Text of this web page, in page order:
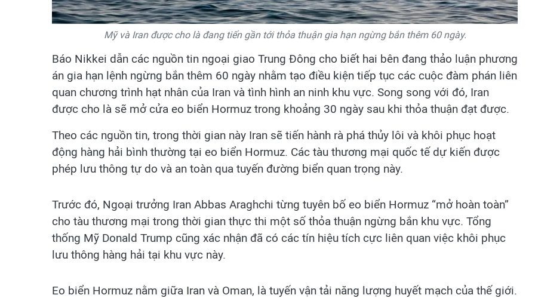
Mỹ và Iran được cho là đang tiến gần tới thỏa thuận gia hạn ngừng bắn thêm 60 ngày.
Báo Nikkei dẫn các nguồn tin ngoại giao Trung Đông cho biết hai bên đang thảo luận phương
án gia hạn lệnh ngừng bắn thêm 60 ngày nhằm tạo điều kiện tiếp tục các cuộc đàm phán liên
quan chương trình hạt nhân của Iran và tình hình an ninh khu vực. Song song với đó, Iran
được cho là sẽ mở cửa eo biển Hormuz trong khoảng 30 ngày sau khi thỏa thuận đạt được.
Theo các nguồn tin, trong thời gian này Iran sẽ tiến hành rà phá thủy lôi và khôi phục hoạt
động hàng hải bình thường tại eo biển Hormuz. Các tàu thương mại quốc tế dự kiến được
phép lưu thông tự do và an toàn qua tuyến đường biển quan trọng này.
Trước đó, Ngoại trưởng Iran Abbas Araghchi từng tuyên bố eo biển Hormuz “mở hoàn toàn”
cho tàu thương mại trong thời gian thực thi một số thỏa thuận ngừng bắn khu vực. Tổng
thống Mỹ Donald Trump cũng xác nhận đã có các tín hiệu tích cực liên quan việc khôi phục
lưu thông hàng hải tại khu vực này.
Eo biển Hormuz nằm giữa Iran và Oman, là tuyến vận tải năng lượng huyết mạch của thế giới.